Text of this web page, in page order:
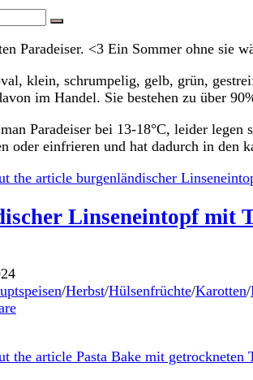
Paradeiser. <3 Ein Sommer ohne sie
klein, schrumpelig, gelb, grün,
im Handel. Sie bestehen zu über
Paradeiser bei 13-18°C, leider
oder einfrieren und hat dadurch in den
Linseneintopf mit
/Herbst/Hülsenfrüchte/Karotten/